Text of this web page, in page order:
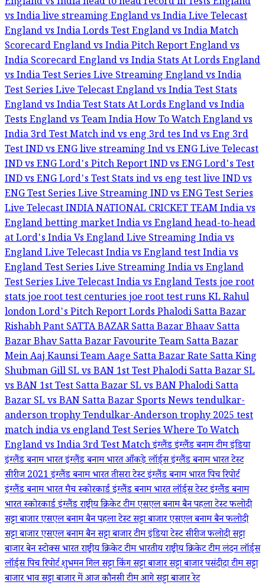
vs India live streamingEngland vs India Live Telecast
England vs India Lords TestEngland vs India Match
ScorecardEngland vs India Pitch ReportEngland vs
India ScorecardEngland vs India Stats At LordsEngland
vs India Test Series Live StreamingEngland vs India
Test Series Live TelecastEngland vs India Test Stats
England vs India Test Stats At LordsEngland vs India
TestsEngland vs Team IndiaHow To Watch England vs
India 3rd Test Matchind vs eng 3rd tesInd vs Eng 3rd
TestIND vs ENG live streamingInd vs ENG Live Telecast
IND vs ENG Lord's Pitch ReportIND vs ENG Lord's Test
IND vs ENG Lord's Test Statsind vs eng test liveIND vs
ENG Test Series Live StreamingIND vs ENG Test Series
Live TelecastINDIA NATIONAL CRICKET TEAMIndia vs
England betting marketIndia vs England head-to-head
at Lord'sIndia Vs England Live StreamingIndia vs
England Live TelecastIndia vs England testIndia vs
England Test Series Live StreamingIndia vs England
Test Series Live TelecastIndia vs England Testsjoe root
statsjoe root test centuriesjoe root test runsKL Rahul
londonLord's Pitch ReportLordsPhalodi Satta Bazar
Rishabh PantSATTA BAZARSatta Bazar BhaavSatta
Bazar BhavSatta Bazar Favourite TeamSatta Bazar
Mein Aaj Kaunsi Team AageSatta Bazar RateSatta King
Shubman GillSL vs BAN 1st Test Phalodi Satta BazarSL
vs BAN 1st Test Satta BazarSL vs BAN Phalodi Satta
BazarSL vs BAN Satta BazarSports Newstendulkar-
anderson trophyTendulkar-Anderson trophy 2025test
match india vs englandTest SeriesWhere To Watch
England vs India 3rd Test Matchइंग्लैंडइंग्लैंड बनाम टीम इंडिया
इंग्लैंड बनाम भारतइंग्लैंड बनाम भारत आँकड़े लॉर्ड्सइंग्लैंड बनाम भारत टेस्ट
सीरीज 2021इंग्लैंड बनाम भारत तीसरा टेस्टइंग्लैंड बनाम भारत पिच रिपोर्ट
इंग्लैंड बनाम भारत मैच स्कोरकार्डइंग्लैंड बनाम भारत लॉर्ड्स टेस्टइंग्लैंड बनाम
भारत स्कोरकार्डइंग्लैंड राष्ट्रीय क्रिकेट टीमएसएल बनाम बैन पहला टेस्ट फलोदी
सट्टा बाजारएसएल बनाम बैन पहला टेस्ट सट्टा बाजारएसएल बनाम बैन फलोदी
सट्टा बाजारएसएल बनाम बैन सट्टा बाजारटीम इंडियाटेस्ट सीरीजफलोदी सट्टा
बाजारबेन स्टोक्सभारत राष्ट्रीय क्रिकेट टीमभारतीय राष्ट्रीय क्रिकेट टीमलंदनलॉर्ड्स
लॉर्ड्स पिच रिपोर्टशुभमन गिलसट्टा किंगसट्टा बाजारसट्टा बाजार पसंदीदा टीमसट्टा
बाजार भावसट्टा बाजार में आज कौनसी टीम आगेसट्टा बाजार रेट